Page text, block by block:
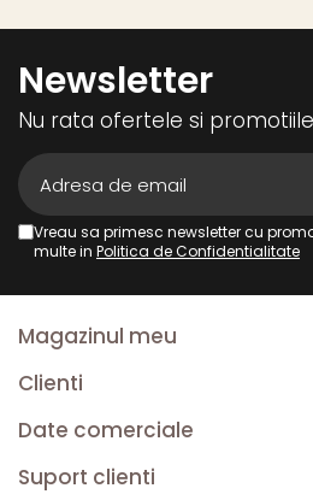
Newsletter
Nu rata ofertele si
Vreau sa primesc newsletter cu
multe in Politica de Confidentialitate
Magazinul meu
Clienti
Date comerciale
Suport clienti